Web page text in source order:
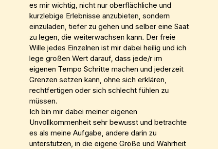
es mir wichtig, nicht nur oberflächliche und
kurzlebige Erlebnisse anzubieten, sondern
einzuladen, tiefer zu gehen und selber eine Saat
zu legen, die weiterwachsen kann. Der freie
Wille jedes Einzelnen ist mir dabei heilig und ich
lege großen Wert darauf, dass jede/r im
eigenen Tempo Schritte machen und jederzeit
Grenzen setzen kann, ohne sich erklären,
rechtfertigen oder sich schlecht fühlen zu
müssen.
Ich bin mir dabei meiner eigenen
Unvollkommenheit sehr bewusst und betrachte
es als meine Aufgabe, andere darin zu
unterstützen, in die eigene Größe und Wahrheit